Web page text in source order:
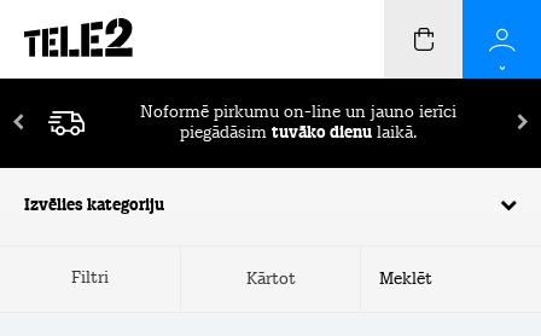
Noformē pirkumu on-line un jauno ierīci
piegādāsim tuvāko dienu laikā.
Izvēlies kategoriju
Filtri Kārtot